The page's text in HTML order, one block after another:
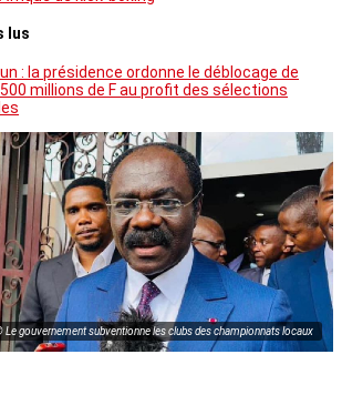
lus
: la présidence ordonne le déblocage de
millions de F au profit des sélections
Le gouvernement subventionne les clubs des championnats locaux